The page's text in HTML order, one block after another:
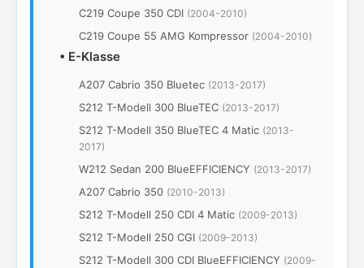
C219 Coupe 350 CDI (2004-2010)
C219 Coupe 55 AMG Kompressor (2004-2010)
• E-Klasse
A207 Cabrio 350 Bluetec (2013-2017)
S212 T-Modell 300 BlueTEC (2013-2017)
S212 T-Modell 350 BlueTEC 4 Matic (2013-
2017)
W212 Sedan 200 BlueEFFICIENCY (2013-2017)
A207 Cabrio 350 (2010-2013)
S212 T-Modell 250 CDI 4 Matic (2009-2013)
S212 T-Modell 250 CGI (2009-2013)
S212 T-Modell 300 CDI BlueEFFICIENCY (2009-